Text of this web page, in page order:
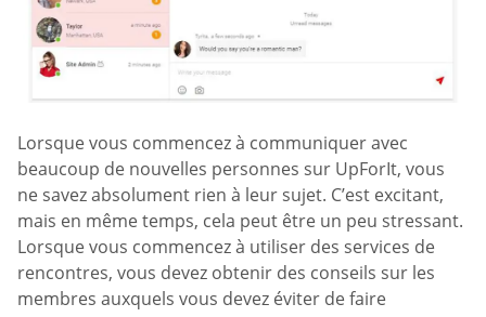
Lorsque vous commencez à communiquer avec
beaucoup de nouvelles personnes sur UpForIt, vous
ne savez absolument rien à leur sujet. C’est excitant,
mais en même temps, cela peut être un peu stressant.
Lorsque vous commencez à utiliser des services de
rencontres, vous devez obtenir des conseils sur les
membres auxquels vous devez éviter de faire